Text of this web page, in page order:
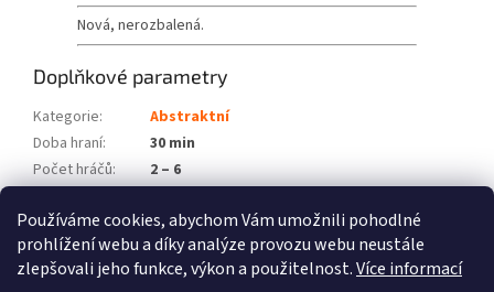
Používáme cookies, abychom Vám umožnili pohodlné
prohlížení webu a díky analýze provozu webu neustále
zlepšovali jeho funkce, výkon a použitelnost.Více informací
Nová, nerozbalená.
Doplňkové parametry
Kategorie:
Abstraktní
Doba hraní:
30 min
Počet hráčů:
2 – 6
Položka byla vyprodána…